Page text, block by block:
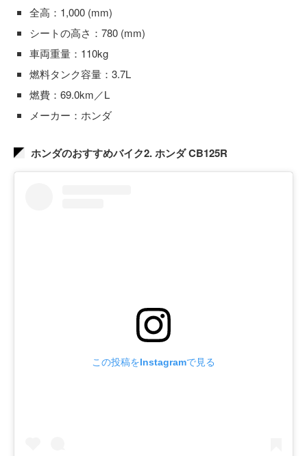
全高：1,000 (mm)
シートの高さ：780 (mm)
車両重量：110kg
燃料タンク容量：3.7L
燃費：69.0km／L
メーカー：ホンダ
ホンダのおすすめバイク2. ホンダ CB125R
この投稿をInstagramで見る